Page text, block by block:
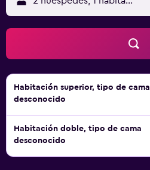
Habitación superior, tipo de cama
desconocido
Habitación doble, tipo de cama
desconocido